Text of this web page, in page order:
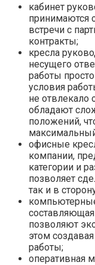
кабинет
принимаются
встречи с
контракты;
кресла
несущего
работы
условия
не отвлекало
обладают
положений,
офисные
компании,
категории и
позволяет
так и в
позволяют
этом
работы;
оперативная